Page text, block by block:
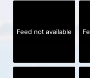
Feed not available